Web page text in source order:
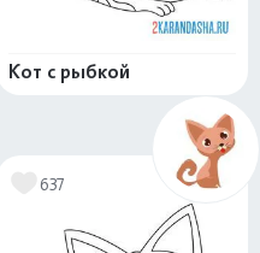
Кот с рыбкой
637